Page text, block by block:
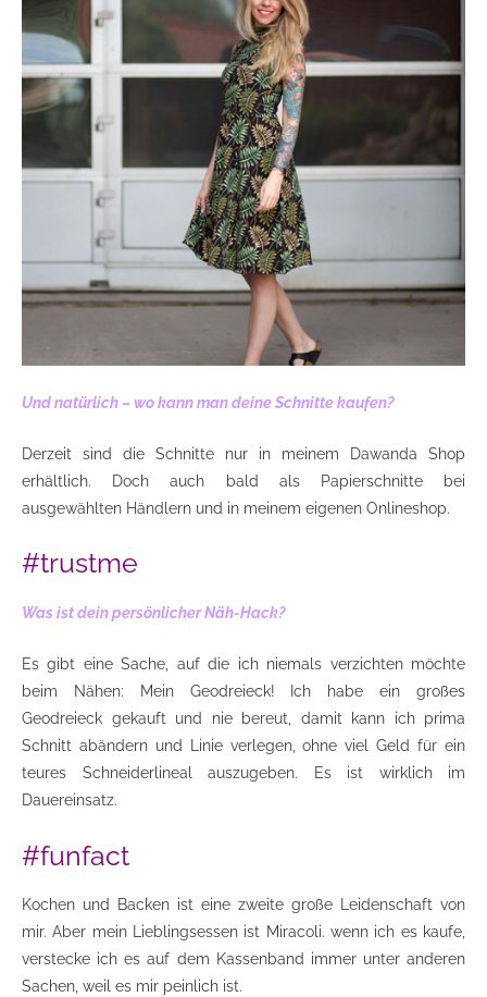
Und natürlich – wo kann man deine Schnitte kaufen?
Derzeit sind die Schnitte nur in meinem Dawanda Shop
erhältlich. Doch auch bald als Papierschnitte bei
ausgewählten Händlern und in meinem eigenen Onlineshop.
#trustme
Was ist dein persönlicher Näh-Hack?
Es gibt eine Sache, auf die ich niemals verzichten möchte
beim Nähen: Mein Geodreieck! Ich habe ein großes
Geodreieck gekauft und nie bereut, damit kann ich prima
Schnitt abändern und Linie verlegen, ohne viel Geld für ein
teures Schneiderlineal auszugeben. Es ist wirklich im
Dauereinsatz.
#funfact
Kochen und Backen ist eine zweite große Leidenschaft von
mir. Aber mein Lieblingsessen ist Miracoli. wenn ich es kaufe,
verstecke ich es auf dem Kassenband immer unter anderen
Sachen, weil es mir peinlich ist.